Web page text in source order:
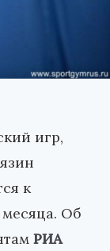
игр,
к
Об
РИА